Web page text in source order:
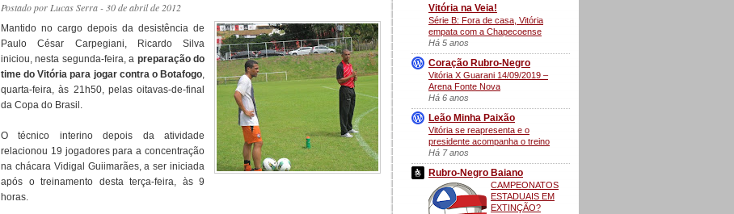
Postado porLucas Serra- 30 de abril de 2012
Mantido no cargo depois da desistência de
Paulo César Carpegiani, Ricardo Silva
iniciou, nesta segunda-feira, a preparação do
time do Vitória para jogar contra o Botafogo,
quarta-feira, às 21h50, pelas oitavas-de-final
da Copa do Brasil.
O técnico interino depois da atividade
relacionou 19 jogadores para a concentração
na chácara Vidigal Guiimarães, a ser iniciada
após o treinamento desta terça-feira, às 9
horas.
Vitória na Veia!
Série B: Fora de casa, Vitória
empata com a Chapecoense
Há 5 anos
Coração Rubro-Negro
Vitória X Guarani 14/09/2019 –
Arena Fonte Nova
Há 6 anos
Leão Minha Paixão
Vitória se reapresenta e o
presidente acompanha o treino
Há 7 anos
Rubro-Negro Baiano
CAMPEONATOS
ESTADUAIS EM
EXTINÇÃO?